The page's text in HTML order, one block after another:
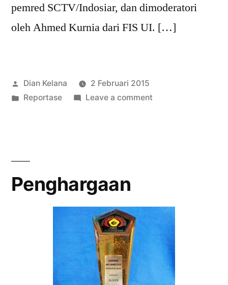
pemred SCTV/Indosiar, dan dimoderatori
oleh Ahmed Kurnia dari FIS UI. […]
Posted
by
Dian Kelana
2 Februari 2015
Posted
Reportase Leave a commenton
Penghargaan